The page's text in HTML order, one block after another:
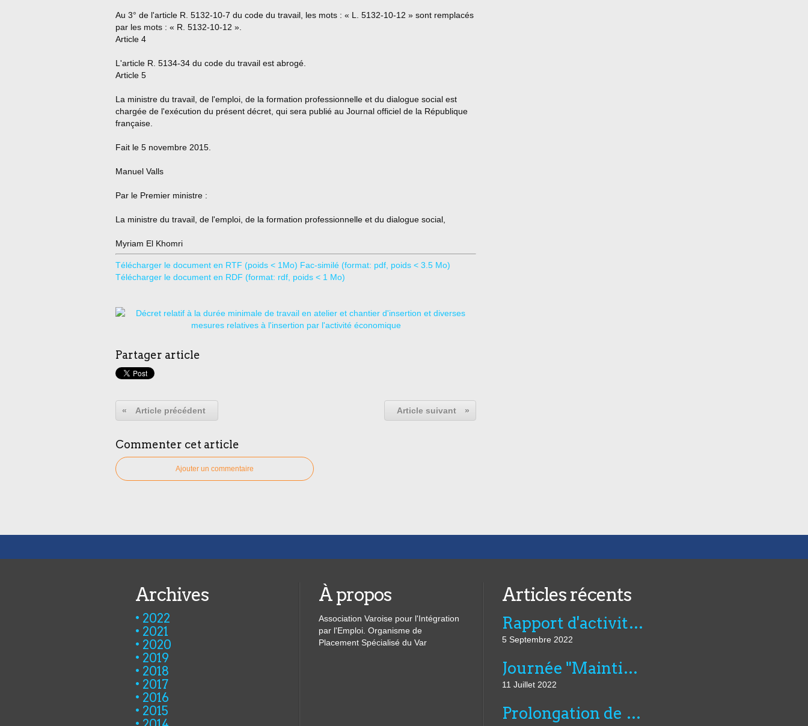
Au 3° de l'article R. 5132-10-7 du code du travail, les mots : « L. 5132-10-12 » sont remplacés
par les mots : « R. 5132-10-12 ».
Article 4
L'article R. 5134-34 du code du travail est abrogé.
Article 5
La ministre du travail, de l'emploi, de la formation professionnelle et du dialogue social est
chargée de l'exécution du présent décret, qui sera publié au Journal officiel de la République
française.
Fait le 5 novembre 2015.
Manuel Valls
Par le Premier ministre :
La ministre du travail, de l'emploi, de la formation professionnelle et du dialogue social,
Myriam El Khomri
Télécharger le document en RTF (poids < 1Mo) Fac-similé (format: pdf, poids < 3.5 Mo)
Télécharger le document en RDF (format: rdf, poids < 1 Mo)
Partager article
« Article précédent Article suivant »
Commenter cet article
Ajouter un commentaire
Archives
2022
2021
2020
2019
2018
2017
2016
2015
À propos
Association Varoise pour l'Intégration
par l'Emploi. Organisme de
Placement Spécialisé du Var
Articles récents
Rapport d'activité de l'AVIE 2021
5 Septembre 2022
Journée "Maintien dans l’emploi, compensation et innovation technologique" du 07 juillet au CNFTP
11 Juillet 2022
Prolongation de six mois du montant dérogatoire de l'aide unique aux employeurs d'apprentis et de l'aide exceptionnelle...